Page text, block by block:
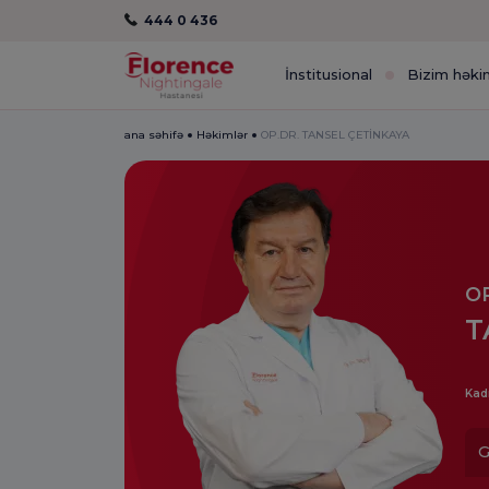
444 0 436
İnstitusional Bizim
ana səhifə Həkimlər OP.DR. TANSEL ÇETİNKAYA